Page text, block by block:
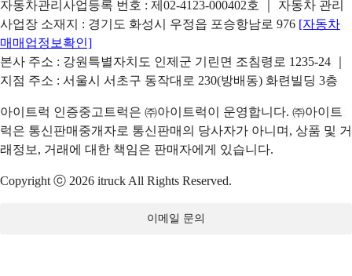
자동차관리사업등록 번호 : 제02-4123-000402호 ｜ 자동차 관리
사업장 소재지 : 경기도 화성시 우정읍 포승항남로 976 [자동차
매매업정보확인]
본사 주소 : 강원특별자치도 인제군 기린면 조침령로 1235-24 ｜
지점 주소 : 서울시 서초구 동작대로 230(방배동) 화련빌딩 3층
아이트럭 인증중고트럭은 ㈜아이트럭이 운영합니다. ㈜아이트
럭은 통신판매중개자로 통신판매의 당사자가 아니며, 상품 및 거
래정보, 거래에 대한 책임은 판매자에게 있습니다.
Copyright ⓒ 2026 itruck All Rights Reserved.
이메일 문의